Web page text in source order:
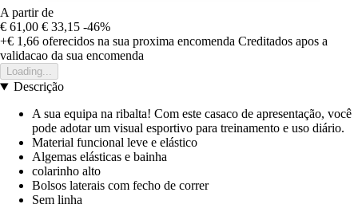
A partir de
€ 61,00 € 33,15 -46%
+€ 1,66 oferecidos na sua proxima encomenda Creditados apos a
validacao da sua encomenda
Loading...
Descrição
A sua equipa na ribalta! Com este casaco de apresentação, você
pode adotar um visual esportivo para treinamento e uso diário.
Material funcional leve e elástico
Algemas elásticas e bainha
colarinho alto
Bolsos laterais com fecho de correr
Sem linha